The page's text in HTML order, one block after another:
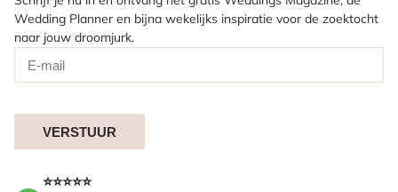
Wedding Planner en bijna wekelijks inspiratie voor de zoektocht
naar jouw droomjurk.
VERSTUUR
⭐⭐⭐⭐⭐